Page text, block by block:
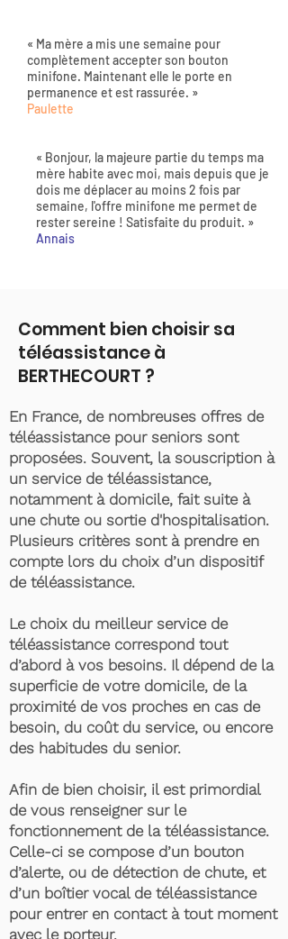
« Ma mère a mis une semaine pour
complètement accepter son bouton
minifone. Maintenant elle le porte en
permanence et est rassurée. »
Paulette
« Bonjour, la majeure partie du temps ma
mère habite avec moi, mais depuis que je
dois me déplacer au moins 2 fois par
semaine, l'offre minifone me permet de
rester sereine ! Satisfaite du produit. »
Annais
Comment bien choisir sa
téléassistance à
BERTHECOURT ?
En France, de nombreuses offres de
téléassistance pour seniors sont
proposées. Souvent, la souscription à
un service de téléassistance,
notamment à domicile, fait suite à
une chute ou sortie d'hospitalisation.
Plusieurs critères sont à prendre en
compte lors du choix d’un dispositif
de téléassistance.
Le choix du meilleur service de
téléassistance correspond tout
d’abord à vos besoins. Il dépend de la
superficie de votre domicile, de la
proximité de vos proches en cas de
besoin, du coût du service, ou encore
des habitudes du senior.
Afin de bien choisir, il est primordial
de vous renseigner sur le
fonctionnement de la téléassistance.
Celle-ci se compose d’un bouton
d’alerte, ou de détection de chute, et
d’un boîtier vocal de téléassistance
pour entrer en contact à tout moment
avec le porteur.